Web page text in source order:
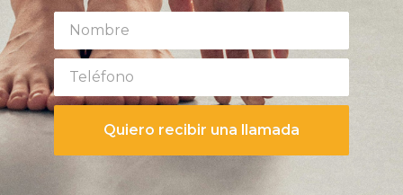
Quiero recibir una llamada